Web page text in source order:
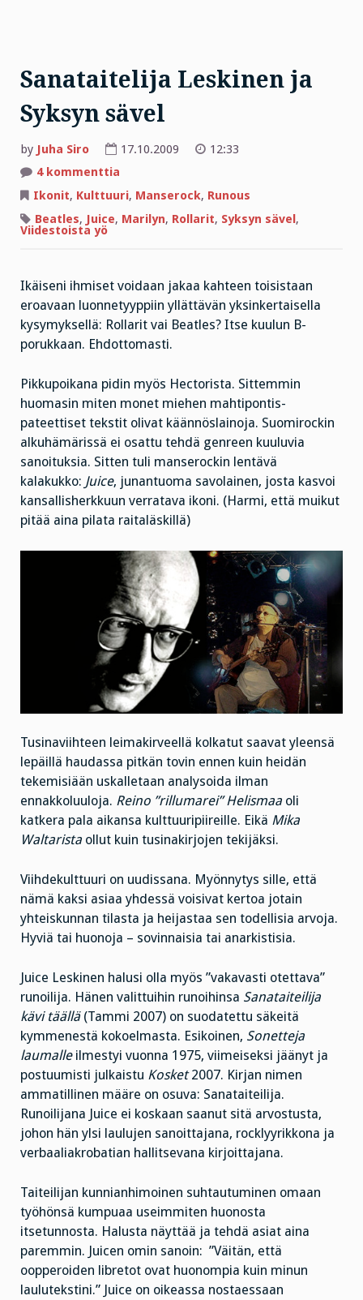
Sanataitelija Leskinen ja
Syksyn sävel
by Juha Siro 17.10.2009
12:33
4 kommenttia
Leskinen
ja
Syksyn
Ikonit, Kulttuuri, Manserock, Runous
Beatles, Juice, Marilyn, Rollarit, Syksyn sävel,
Viidestoista yö
Ikäiseni ihmiset voidaan jakaa kahteen toisistaan
eroavaan luonnetyyppiin yllättävän yksinkertaisella
kysymyksellä: Rollarit vai Beatles? Itse kuulun B-
porukkaan. Ehdottomasti.
Pikkupoikana pidin myös Hectorista. Sittemmin
huomasin miten monet miehen mahtipontis-
pateettiset tekstit olivat käännöslainoja. Suomirockin
alkuhämärissä ei osattu tehdä genreen kuuluvia
sanoituksia. Sitten tuli manserockin lentävä
kalakukko: Juice, junantuoma savolainen, josta kasvoi
kansallisherkkuun verratava ikoni. (Harmi, että muikut
pitää aina pilata raitaläskillä)
Tusinaviihteen leimakirveellä kolkatut saavat yleensä
lepäillä haudassa pitkän tovin ennen kuin heidän
tekemisiään uskalletaan analysoida ilman
ennakkoluuloja. Reino ”rillumarei” Helismaa oli
katkera pala aikansa kulttuuripiireille. Eikä Mika
Waltarista ollut kuin tusinakirjojen tekijäksi.
Viihdekulttuuri on uudissana. Myönnytys sille, että
nämä kaksi asiaa yhdessä voisivat kertoa jotain
yhteiskunnan tilasta ja heijastaa sen todellisia arvoja.
Hyviä tai huonoja – sovinnaisia tai anarkistisia.
Juice Leskinen halusi olla myös ”vakavasti otettava”
runoilija. Hänen valittuihin runoihinsa Sanataiteilija
kävi täällä(Tammi 2007) on suodatettu säkeitä
kymmenestä kokoelmasta. Esikoinen, Sonetteja
laumalleilmestyi vuonna 1975, viimeiseksi jäänyt ja
postuumisti julkaistu Kosket2007. Kirjan nimen
ammatillinen määre on osuva: Sanataiteilija.
Runoilijana Juice ei koskaan saanut sitä arvostusta,
johon hän ylsi laulujen sanoittajana, rocklyyrikkona ja
verbaaliakrobatian hallitsevana kirjoittajana.
Taiteilijan kunnianhimoinen suhtautuminen omaan
työhönsä kumpuaa useimmiten huonosta
itsetunnosta. Halusta näyttää ja tehdä asiat aina
paremmin. Juicen omin sanoin: ”Väitän, että
oopperoiden libretot ovat huonompia kuin minun
laulutekstini.” Juice on oikeassa nostaessaan